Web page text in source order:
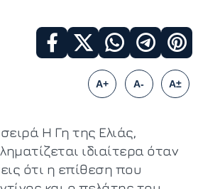
A+ A- A±
Η Γη της Ελιάς,
ιδιαίτερα όταν
ότι η επίθεση που